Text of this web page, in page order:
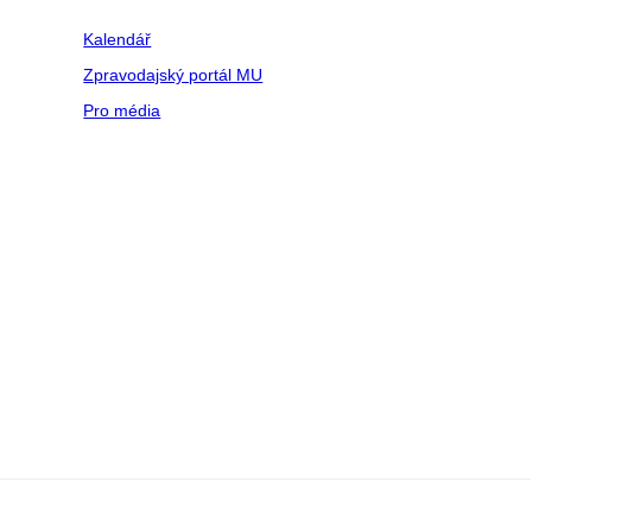
Kalendář
Zpravodajský portál MU
Pro média